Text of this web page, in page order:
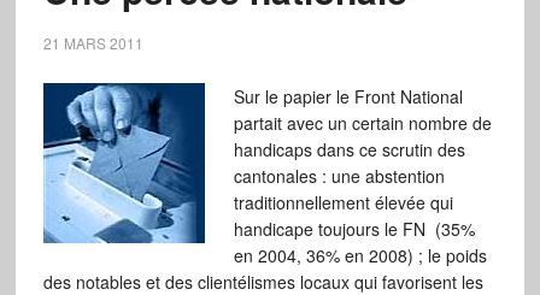
21 MARS 2011
Sur le papier le Front National
partait avec un certain nombre de
handicaps dans ce scrutin des
cantonales : une abstention
traditionnellement élevée qui
handicape toujours le FN (35%
en 2004, 36% en 2008) ; le poids
des notables et des clientélismes locaux qui favorisent les